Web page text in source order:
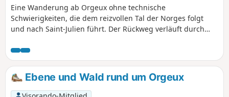
Eine Wanderung ab Orgeux ohne technische
Schwierigkeiten, die dem reizvollen Tal der Norges folgt
und nach Saint-Julien führt. Der Rückweg verläuft durch
Ebene und Wald rund um Orgeux